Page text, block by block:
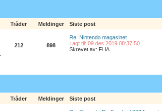
Tråder Meldinger Siste post
212 898
Re: Nintendo magasinet
Lagt til: 09.des.2019 08:37:50
Skrevet av: FHA
Tråder Meldinger Siste post